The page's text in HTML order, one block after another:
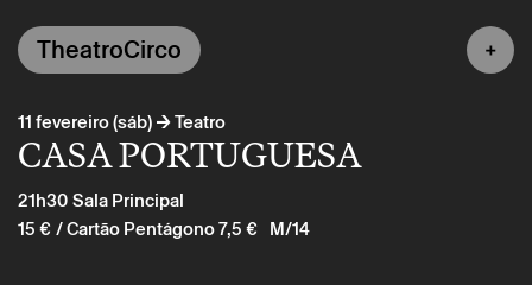
11 fevereiro (sáb)→Teatro
CASA PORTUGUESA
21h30Sala Principal
15 €/ Cartão Pentágono 7,5 € M/14
TheatroCirco